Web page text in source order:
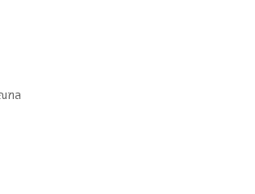
ฑล